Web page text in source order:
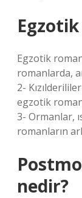
Egzotik
romanlarda,
2-
egzotik
3- Ormanlar,
romanların
nedir?